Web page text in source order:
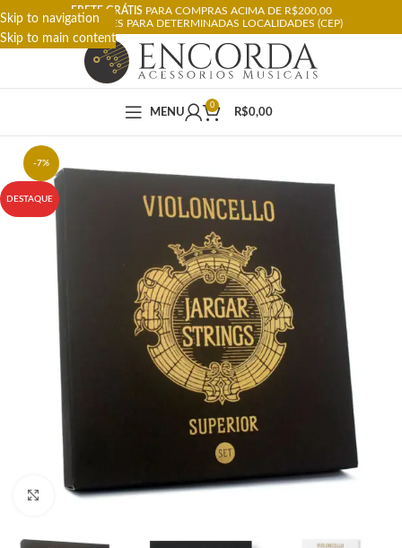
Skip to navigation
Skip to main content
FRETE GRÁTIS PARA COMPRAS ACIMA DE R$200,00
RESTRIÇÕES PARA DETERMINADAS LOCALIDADES (CEP)
MENU
0
R$0,00
-7%
DESTAQUE
Click to enlarge